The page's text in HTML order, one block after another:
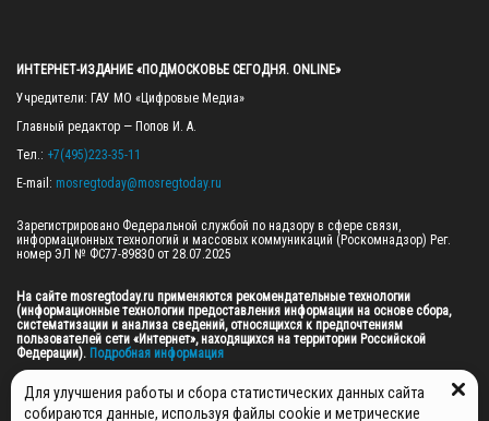
ИНТЕРНЕТ-ИЗДАНИЕ «ПОДМОСКОВЬЕ СЕГОДНЯ. ONLINE»
Учредители: ГАУ МО «Цифровые Медиа»
Главный редактор — Попов И. А.
Тел.: +7(495)223-35-11
E-mail: mosregtoday@mosregtoday.ru
Зарегистрировано Федеральной службой по надзору в сфере связи,
информационных технологий и массовых коммуникаций (Роскомнадзор) Рег.
номер ЭЛ № ФС77-89830 от 28.07.2025
На сайте mosregtoday.ru применяются рекомендательные технологии
(информационные технологии предоставления информации на основе сбора,
систематизации и анализа сведений, относящихся к предпочтениям
пользователей сети «Интернет», находящихся на территории Российской
Федерации). Подробная информация
© 2026 ПРАВА НА ВСЕ МАТЕРИАЛЫ САЙТА ПРИНАДЛЕЖАТ ГАУ МО "ЦИФРОВЫЕ
МЕДИА" (ОГРН: 1255000059467).
Для улучшения работы и сбора статистических данных сайта
собираются данные, используя файлы cookie и метрические